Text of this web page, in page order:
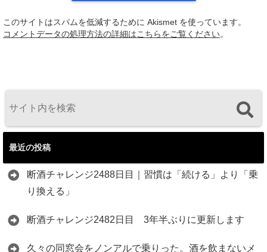
このサイトはスパムを低減するために Akismet を使っています。
コメントデータの処理方法の詳細はこちらをご覧ください。
最近の投稿
断酒チャレンジ2488日目｜習慣は「続ける」より「乗
り換える」
断酒チャレンジ2482日目 3年半ぶりに更新します
久々の同窓会をノンアルで乗りった。酒を飲まないメ